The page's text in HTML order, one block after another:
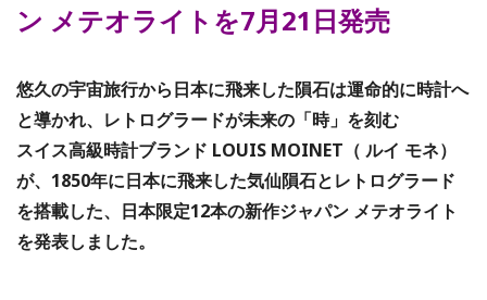
ン メテオライトを7月21日発売
悠久の宇宙旅行から日本に飛来した隕石は運命的に時計へ
と導かれ、レトログラードが未来の「時」を刻む
スイス高級時計ブランド LOUIS MOINET（ ルイ モネ）
が、1850年に日本に飛来した気仙隕石とレトログラード
を搭載した、日本限定12本の新作ジャパン メテオライト
を発表しました。